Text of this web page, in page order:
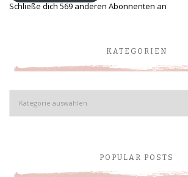
Schließe dich 569 anderen Abonnenten an
KATEGORIEN
Kategorien
POPULAR POSTS